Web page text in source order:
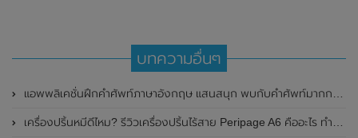
บทความอื่นๆ
แอพพลิเคชั่นฝึกคำศัพท์ภาษาอังกฤษ แสนสนุก พบกับคำศัพท์มากกว่า 1000 คำ
เครื่องปริ้นหมีดีไหม? รีวิวเครื่องปริ้นไร้สาย Peripage A6 คืออะไร ทำอะไรได้บ้าง